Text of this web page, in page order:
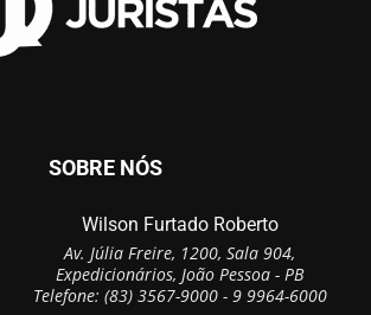
SOBRE NÓS
Wilson Furtado Roberto
Av. Júlia Freire, 1200, Sala 904,
Expedicionários, João Pessoa - PB
Telefone: (83) 3567-9000 - 9 9964-6000